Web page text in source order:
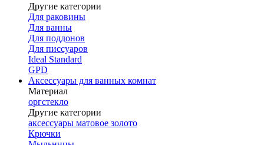
Другие категории
Для раковины
Для ванны
Для поддонов
Для писсуаров
Ideal Standard
GPD
Аксессуары для ванных комнат
Материал
оргстекло
Другие категории
аксессуары матовое золото
Крючки